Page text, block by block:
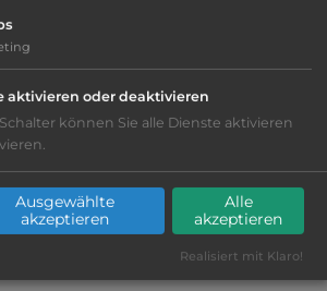
:
überwiegend ruhig
aktivieren oder deaktivieren
können Sie alle Dienste aktivieren
Ausgewählte
akzeptieren
Alle
akzeptieren
Realisiert mit Klaro!